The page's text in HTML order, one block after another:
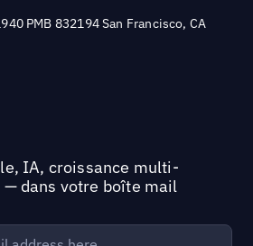
PMB 832194 San Francisco, CA
IA, croissance multi-
dans votre boîte mail